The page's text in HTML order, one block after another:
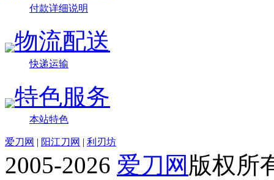
付款详细说明
物流配送
快递运输
特色服务
本站特色
爱刀网 | 阳江刀网 | 利刃坊
2005-2026 爱刀网 版权所